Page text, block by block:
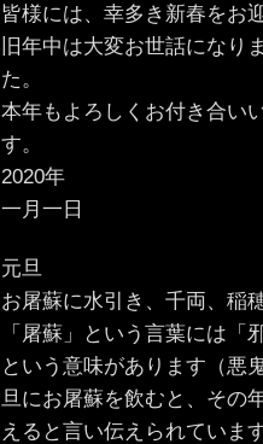
皆様には、幸多き新春をお
旧年中は大変お世話になり
た。
本年もよろしくお付き合い
す。
2020年
一月一日
元旦
お屠蘇に水引き、千両、稲
「屠蘇」という言葉には
という意味があります（悪
旦にお屠蘇を飲むと、その
えると言い伝えられていま